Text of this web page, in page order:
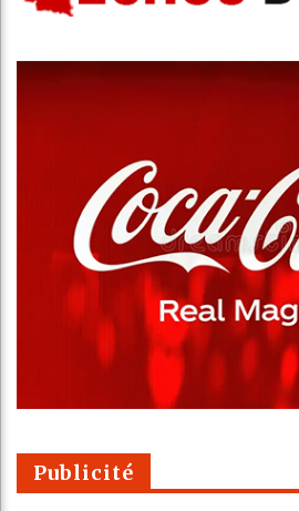
Publicité